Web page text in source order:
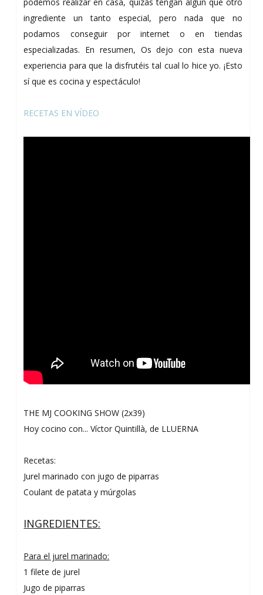
ingrediente un tanto especial, pero nada que no
podamos conseguir por internet o en tiendas
especializadas. En resumen, Os dejo con esta nueva
experiencia para que la disfrutéis tal cual lo hice yo. ¡Esto
sí que es cocina y espectáculo!
RECETAS EN VÍDEO
THE MJ COOKING SHOW (2x39)
Hoy cocino con... Víctor Quintillà, de LLUERNA
Recetas:
Jurel marinado con jugo de piparras
Coulant de patata y múrgolas
INGREDIENTES:
Para el jurel marinado:
1 filete de jurel
Jugo de piparras